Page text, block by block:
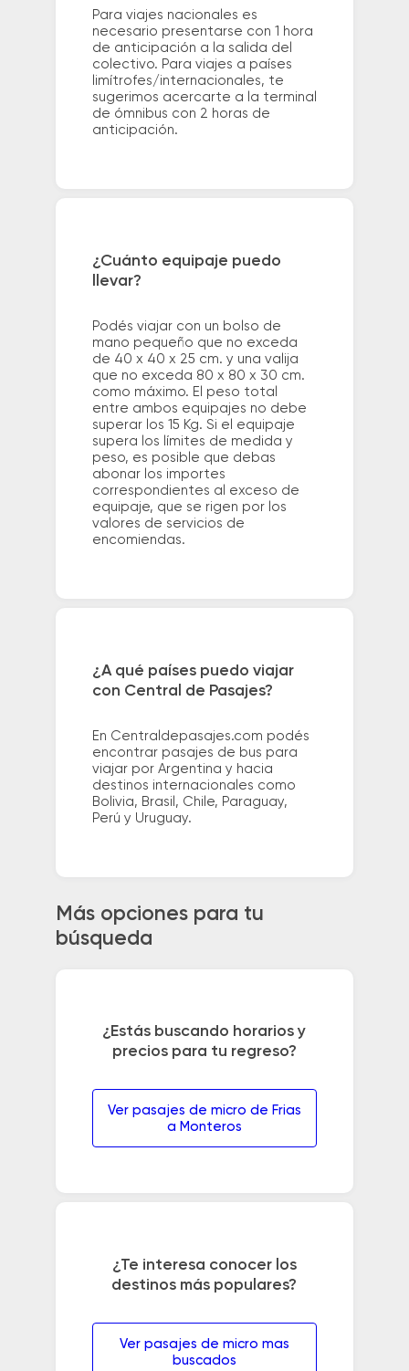
Para viajes nacionales es
necesario presentarse con 1 hora
de anticipación a la salida del
colectivo. Para viajes a países
limítrofes/internacionales, te
sugerimos acercarte a la terminal
de ómnibus con 2 horas de
anticipación.
¿Cuánto equipaje puedo
llevar?
Podés viajar con un bolso de
mano pequeño que no exceda
de 40 x 40 x 25 cm. y una valija
que no exceda 80 x 80 x 30 cm.
como máximo. El peso total
entre ambos equipajes no debe
superar los 15 Kg. Si el equipaje
supera los límites de medida y
peso, es posible que debas
abonar los importes
correspondientes al exceso de
equipaje, que se rigen por los
valores de servicios de
encomiendas.
¿A qué países puedo viajar
con Central de Pasajes?
En Centraldepasajes.com podés
encontrar pasajes de bus para
viajar por Argentina y hacia
destinos internacionales como
Bolivia, Brasil, Chile, Paraguay,
Perú y Uruguay.
Más opciones para tu
búsqueda
¿Estás buscando horarios y
precios para tu regreso?
Ver pasajes de micro de Frias
a Monteros
¿Te interesa conocer los
destinos más populares?
Ver pasajes de micro mas
buscados